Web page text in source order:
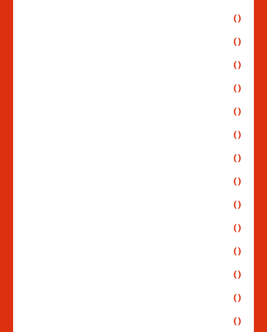
()
()
()
()
()
()
()
()
()
()
()
()
()
()